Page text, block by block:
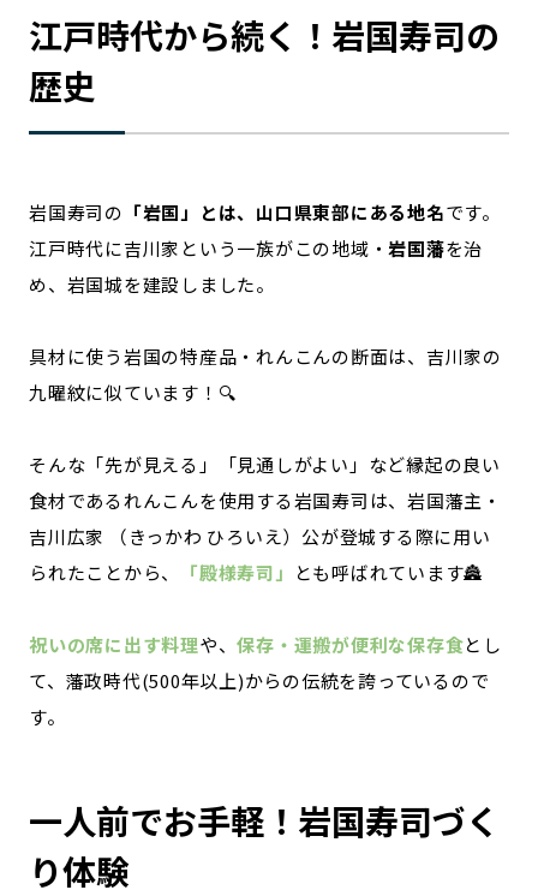
江戸時代から続く！岩国寿司の
歴史
岩国寿司の 「岩国」とは、山口県東部にある地名です。
江戸時代に吉川家という一族がこの地域・岩国藩を治
め、岩国城を建設しました。
具材に使う岩国の特産品・れんこんの断面は、吉川家の
九曜紋に似ています！🔍
そんな「先が見える」「見通しがよい」など縁起の良い
食材であるれんこんを使用する岩国寿司は、岩国藩主・
吉川広家 （きっかわ ひろいえ）公が登城する際に用い
られたことから、
「殿様寿司」 とも呼ばれています🏯
祝いの席に出す料理や、保存・運搬が便利な保存食とし
て、藩政時代(500年以上)からの伝統を誇っているので
す。
一人前でお手軽！岩国寿司づく
り体験